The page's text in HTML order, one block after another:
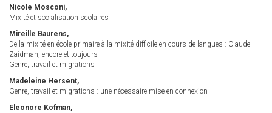
Nicole Mosconi,
Mixité et socialisation scolaires
Mireille Baurens,
De la mixité en école primaire à la mixité difficile en cours de langues : Claude
Zaidman, encore et toujours
Genre, travail et migrations
Madeleine Hersent,
Genre, travail et migrations : une nécessaire mise en connexion
Eleonore Kofman,